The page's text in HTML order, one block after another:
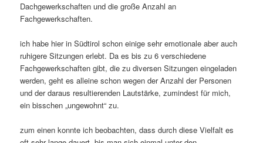
Dachgewerkschaften und die große Anzahl an
Fachgewerkschaften.
ich habe hier in Südtirol schon einige sehr emotionale aber auch
ruhigere Sitzungen erlebt. Da es bis zu 6 verschiedene
Fachgewerkschaften gibt, die zu diversen Sitzungen eingeladen
werden, geht es alleine schon wegen der Anzahl der Personen
und der daraus resultierenden Lautstärke, zumindest für mich,
ein bisschen „ungewohnt“ zu.
zum einen konnte ich beobachten, dass durch diese Vielfalt es